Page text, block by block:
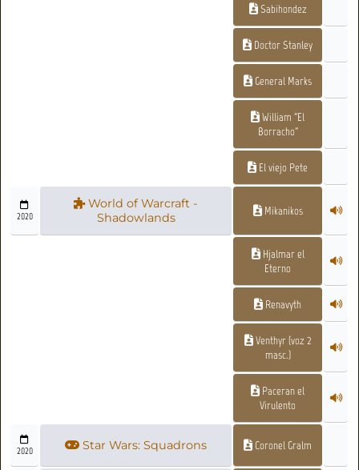
Sabihondez
Doctor Stanley
General Marks
William "El
Borracho"
El viejo Pete
2020
World of Warcraft -
Shadowlands
Mikanikos
Hjalmar el
Eterno
Renavyth
Venthyr (voz 2
masc.)
Paceran el
Virulento
2020 Star Wars: Squadrons Coronel Gralm